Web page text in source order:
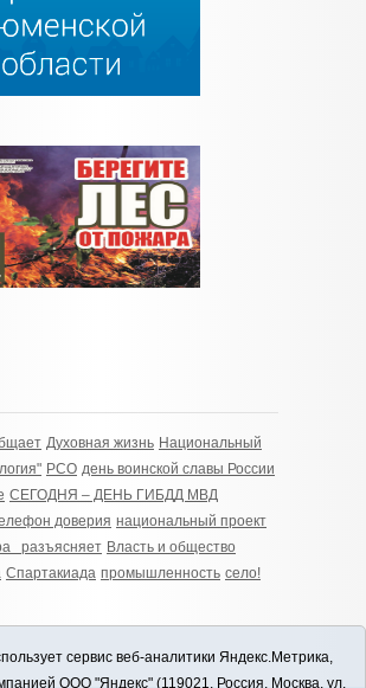
Духовная жизнь Национальный
РСО день воинской славы России
СЕГОДНЯ – ДЕНЬ ГИБДД МВД
доверия национальный проект
разъясняет Власть и общество
Спартакиада промышленность село!
сервис веб-аналитики Яндекс.Метрика,
ООО "Яндекс" (119021, Россия, Москва, ул.